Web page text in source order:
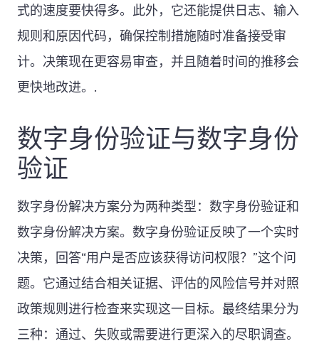
式的速度要快得多。此外，它还能提供日志、输入
规则和原因代码，确保控制措施随时准备接受审
计。决策现在更容易审查，并且随着时间的推移会
更快地改进。.
数字身份验证与数字身份
验证
数字身份解决方案分为两种类型：数字身份验证和
数字身份解决方案。数字身份验证反映了一个实时
决策，回答“用户是否应该获得访问权限？”这个问
题。它通过结合相关证据、评估的风险信号并对照
政策规则进行检查来实现这一目标。最终结果分为
三种：通过、失败或需要进行更深入的尽职调查。